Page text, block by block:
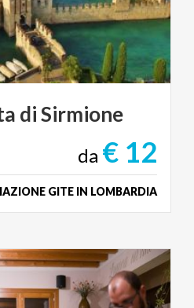
diSirmione
da € 12
GITE IN LOMBARDIA